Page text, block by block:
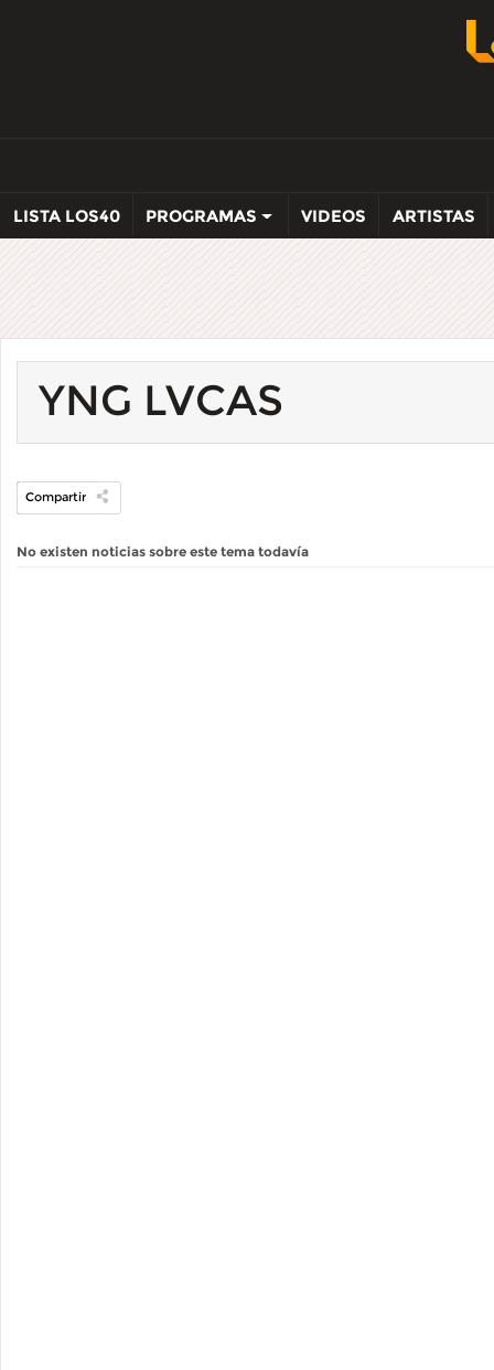
LISTA LOS40 PROGRAMAS VIDEOS ARTISTAS
YNG LVCAS
Compartir
No existen noticias sobre este tema todavía